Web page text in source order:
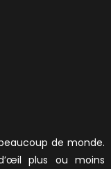
de monde.
plus ou moins